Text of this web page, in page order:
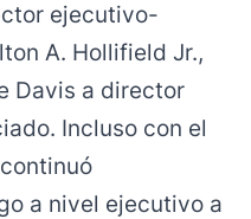
ejecutivo-
A. Hollifield Jr.,
Davis a director
Incluso con el
a nivel ejecutivo a